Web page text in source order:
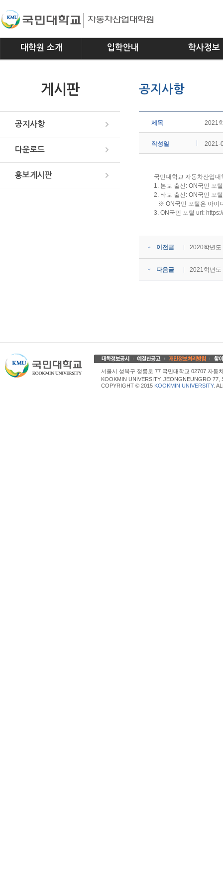
대학원 소개 입학안내 학사정보
교과과정
게시판
공지사항
다운로드
홍보게시판
공지사항
제목 2021
작성일 2021-
국민대학교 자동차산업
1. 본교 출신: ON국민 포
2. 타교 출신: ON국민 포
※ ON국민 포털은 아이
3. ON국민 포털 url:
이전글 2020학년도
다음글 2021학년도
서울시 성북구 정릉로 77 국민대학교 02707 자동
KOOKMIN UNIVERSITY, JEONGNEUNGRO
COPYRIGHT © 2015 KOOKMIN UNIVERSITY.